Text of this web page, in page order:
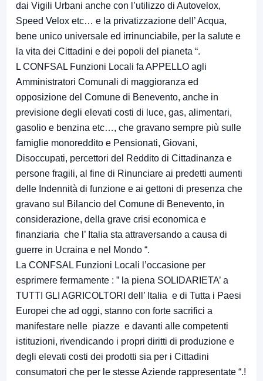
dai Vigili Urbani anche con l’utilizzo di Autovelox,
Speed Velox etc… e la privatizzazione dell’ Acqua,
bene unico universale ed irrinunciabile, per la salute e
la vita dei Cittadini e dei popoli del pianeta “.
L CONFSAL Funzioni Locali fa APPELLO agli
Amministratori Comunali di maggioranza ed
opposizione del Comune di Benevento, anche in
previsione degli elevati costi di luce, gas, alimentari,
gasolio e benzina etc…, che gravano sempre più sulle
famiglie monoreddito e Pensionati, Giovani,
Disoccupati, percettori del Reddito di Cittadinanza e
persone fragili, al fine di Rinunciare ai predetti aumenti
delle Indennità di funzione e ai gettoni di presenza che
gravano sul Bilancio del Comune di Benevento, in
considerazione, della grave crisi economica e
finanziaria che l’ Italia sta attraversando a causa di
guerre in Ucraina e nel Mondo “.
La CONFSAL Funzioni Locali l’occasione per
esprimere fermamente : ” la piena SOLIDARIETA’ a
TUTTI GLI AGRICOLTORI dell’ Italia e di Tutta i Paesi
Europei che ad oggi, stanno con forte sacrifici a
manifestare nelle piazze e davanti alle competenti
istituzioni, rivendicando i propri diritti di produzione e
degli elevati costi dei prodotti sia per i Cittadini
consumatori che per le stesse Aziende rappresentate “.!